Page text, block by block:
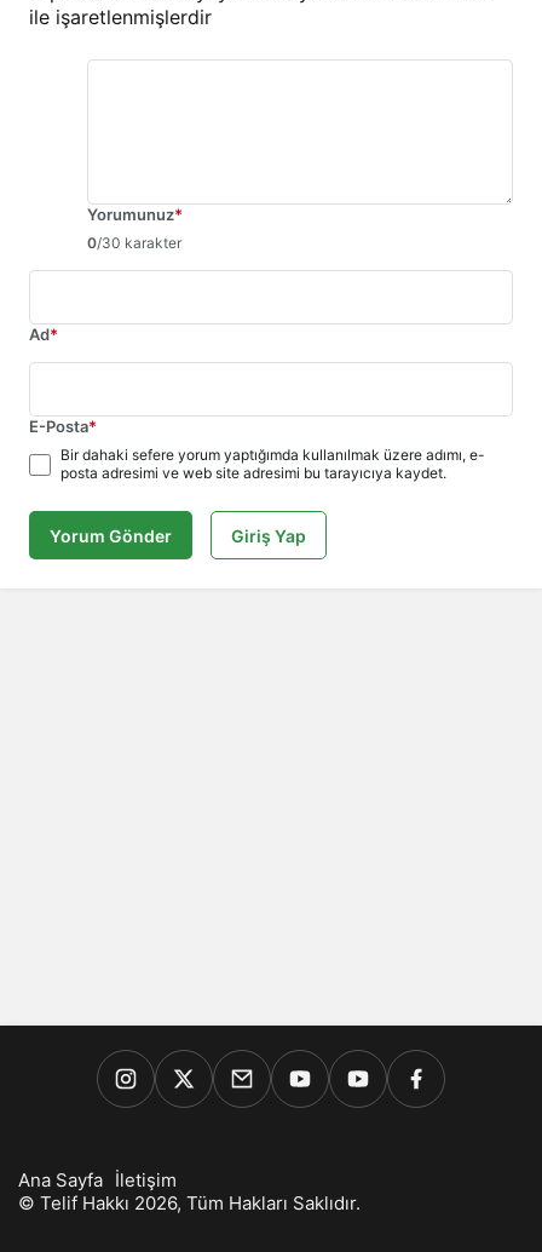
ile işaretlenmişlerdir
Yorumunuz*
0/30 karakter
Ad*
E-Posta*
Bir dahaki sefere yorum yaptığımda kullanılmak üzere adımı, e-
posta adresimi ve web site adresimi bu tarayıcıya kaydet.
Yorum Gönder Giriş Yap
Ana Sayfa İletişim
© Telif Hakkı 2026, Tüm Hakları Saklıdır.